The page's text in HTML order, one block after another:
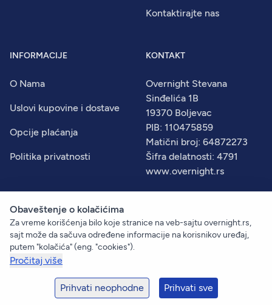
Kontaktirajte nas
INFORMACIJE
O Nama
Uslovi kupovine i dostave
Opcije plaćanja
Politika privatnosti
KONTAKT
Overnight Stevana
Sinđelića 1B
19370 Boljevac
PIB: 110475859
Matični broj: 64872273
Šifra delatnosti: 4791
www.overnight.rs
© 2026Overnight. Sva prava zadržana.
Created by:Dejan Vukelić
+381 60 633 09 00 prodaja@overnight.rs
Obaveštenje o kolačićima
Za vreme korišćenja bilo koje stranice na veb-sajtu overnight.rs,
sajt može da sačuva određene informacije na korisnikov uređaj,
putem "kolačića" (eng. "cookies").
Pročitaj više
Prihvati neophodne Prihvati sve